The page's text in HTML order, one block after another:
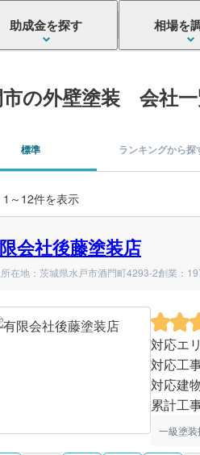
助成金を探す 相場を
市の外壁塗装 会社
標準 ランキングから探
～12件を表示
会社後藤塗装店
在地：茨城県水戸市酒門町4293-2創業：
対応エ
対応工
対応建
累計工
一級塗